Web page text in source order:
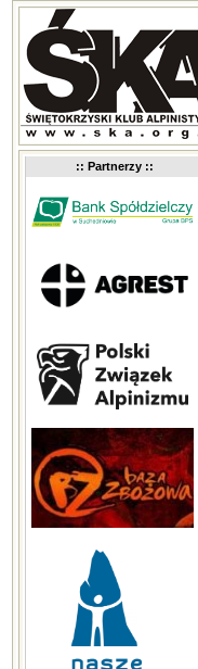
:: Partnerzy ::